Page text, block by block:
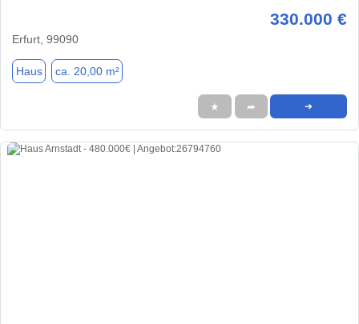
330.000 €
Erfurt, 99090
Haus ca. 20,00 m²
★ ➦ ➜